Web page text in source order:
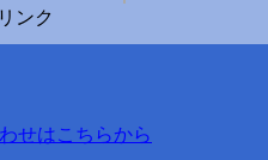
ンク
せはこちらから